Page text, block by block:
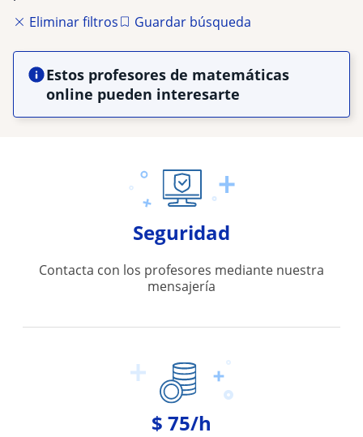
Eliminar filtros
Guardar búsqueda
Estos profesores de matemáticas
online pueden interesarte
Seguridad
Contacta con los profesores mediante nuestra
mensajería
$ 75/h